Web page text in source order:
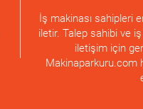
İş makinası sahipleri
iletir. Talep sahibi ve iş
iletişim için
Makinaparkuru.com